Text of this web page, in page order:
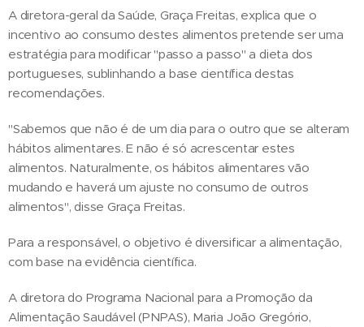
A diretora-geral da Saúde, Graça Freitas, explica que o
incentivo ao consumo destes alimentos pretende ser uma
estratégia para modificar "passo a passo" a dieta dos
portugueses, sublinhando a base científica destas
recomendações.
"Sabemos que não é de um dia para o outro que se alteram
hábitos alimentares. E não é só acrescentar estes
alimentos. Naturalmente, os hábitos alimentares vão
mudando e haverá um ajuste no consumo de outros
alimentos", disse Graça Freitas.
Para a responsável, o objetivo é diversificar a alimentação,
com base na evidência científica.
A diretora do Programa Nacional para a Promoção da
Alimentação Saudável (PNPAS), Maria João Gregório,